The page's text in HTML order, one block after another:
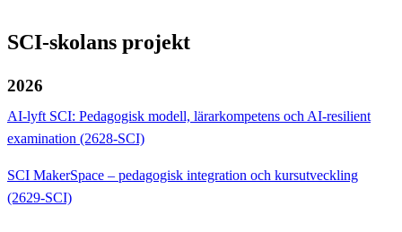
SCI-skolans projekt
2026
AI-lyft SCI: Pedagogisk modell, lärarkompetens och AI-resilient
examination (2628-SCI)
SCI MakerSpace – pedagogisk integration och kursutveckling
(2629-SCI)